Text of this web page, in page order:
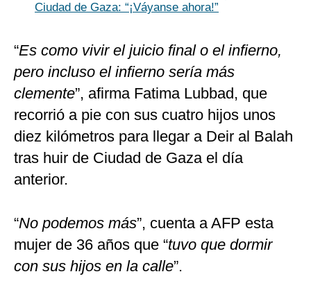
Ciudad de Gaza: “¡Váyanse ahora!”
“Es como vivir el juicio final o el infierno,
pero incluso el infierno sería más
clemente”, afirma Fatima Lubbad, que
recorrió a pie con sus cuatro hijos unos
diez kilómetros para llegar a Deir al Balah
tras huir de Ciudad de Gaza el día
anterior.
“No podemos más”, cuenta a AFP esta
mujer de 36 años que “tuvo que dormir
con sus hijos en la calle”.